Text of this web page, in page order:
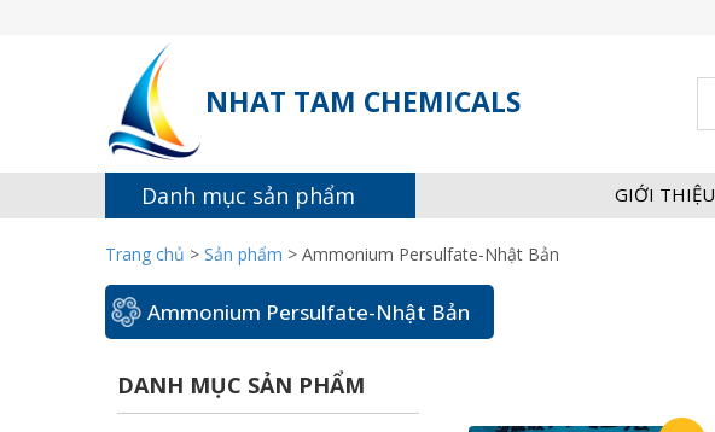
NHAT TAM CHEMICALS
Danh mục sản phẩm GIỚI THIỆU
Trang chủ > Sản phẩm > Ammonium Persulfate-Nhật Bản
Ammonium Persulfate-Nhật Bản
DANH MỤC SẢN PHẨM